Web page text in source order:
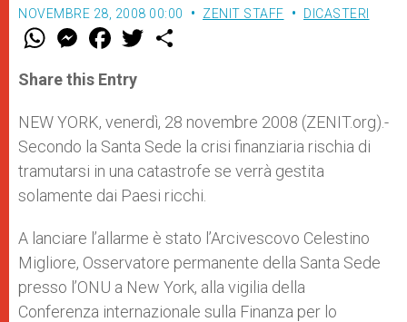
NOVEMBRE 28, 2008 00:00 ZENIT STAFF DICASTERI
W
t
s
p
p
M
e
s
e
g
e
F
a
e
b
o
k
w
r
Share this Entry
NEW YORK, venerdì, 28 novembre 2008 (ZENIT.org).-
Secondo la Santa Sede la crisi finanziaria rischia di
tramutarsi in una catastrofe se verrà gestita
solamente dai Paesi ricchi.
A lanciare l’allarme è stato l’Arcivescovo Celestino
Migliore, Osservatore permanente della Santa Sede
presso l’ONU a New York, alla vigilia della
Conferenza internazionale sulla Finanza per lo